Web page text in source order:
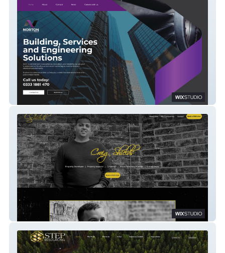
Norton-Group
Craig Shields